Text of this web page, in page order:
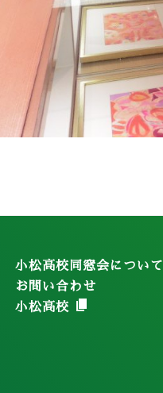
小松高校同窓会について
お問い合わせ
小松高校